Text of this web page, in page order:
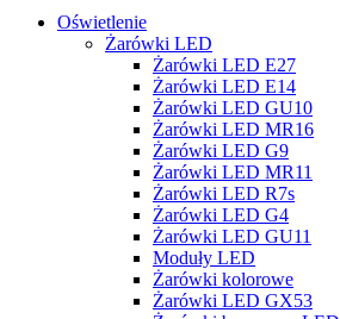
Oświetlenie
Żarówki LED
Żarówki LED E27
Żarówki LED E14
Żarówki LED GU10
Żarówki LED MR16
Żarówki LED G9
Żarówki LED MR11
Żarówki LED R7s
Żarówki LED G4
Żarówki LED GU11
Moduły LED
Żarówki kolorowe
Żarówki LED GX53